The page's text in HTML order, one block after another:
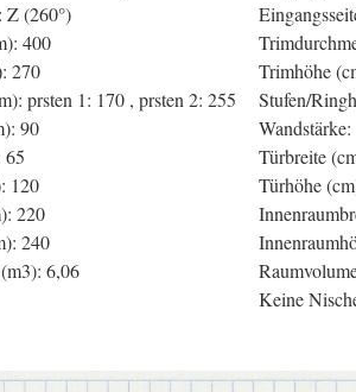
Z (260°)
400
270
prsten 1: 170 , prsten 2: 255
90
65
120
220
240
6,06
Trimhöhe
Stufen/
Türbreite
Türhöhe
Keine